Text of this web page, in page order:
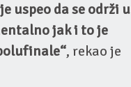
uspeo da se održi u
jak i to je
, rekao je